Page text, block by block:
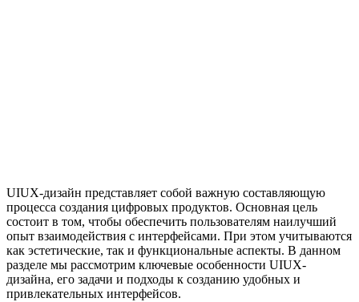
UIUX-дизайн представляет собой важную составляющую
процесса создания цифровых продуктов. Основная цель
состоит в том, чтобы обеспечить пользователям наилучший
опыт взаимодействия с интерфейсами. При этом учитываются
как эстетические, так и функциональные аспекты. В данном
разделе мы рассмотрим ключевые особенности UIUX-
дизайна, его задачи и подходы к созданию удобных и
привлекательных интерфейсов.